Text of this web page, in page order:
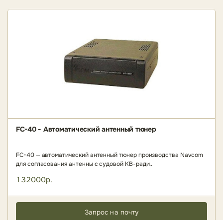
FC-40 - Автоматический антенный тюнер
FC-40 — автоматический антенный тюнер производства Navcom
для согласования антенны с судовой КВ-ради..
132000р.
Запрос на почту